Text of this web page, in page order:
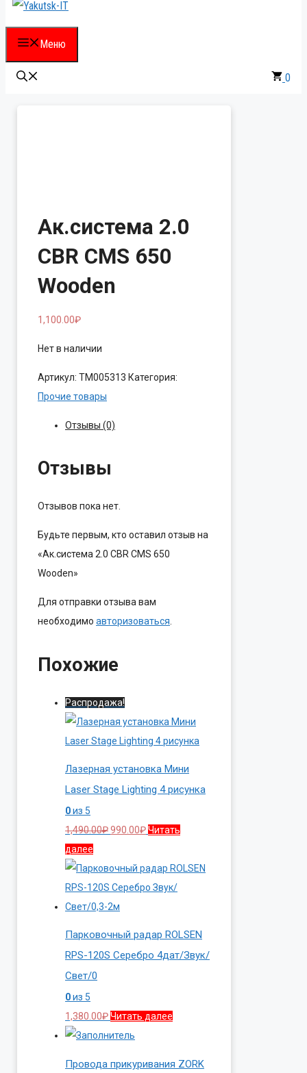
Меню
0
Ак.система 2.0
CBR CMS 650
Wooden
1,100.00₽
Нет в наличии
Артикул: ТМ005313 Категория:
Прочие товары
Отзывы (0)
Отзывы
Отзывов пока нет.
Будьте первым, кто оставил отзыв на
«Ак.система 2.0 CBR CMS 650
Wooden»
Для отправки отзыва вам
необходимо авторизоваться
Похожие
Распродажа!
Лазерная установка Мини
Laser Stage Lighting 4 рисунка
0из 5
1,490.00₽Первоначальная
составляла
1,490.00₽.
990.00₽Текущая
990.00₽.
Читать
далее
Парковочный радар ROLSEN
RPS-120S Серебро 4дат/Звук/
Свет/0
0из 5
1,380.00₽Читать далее
Провода прикуривания ZORK